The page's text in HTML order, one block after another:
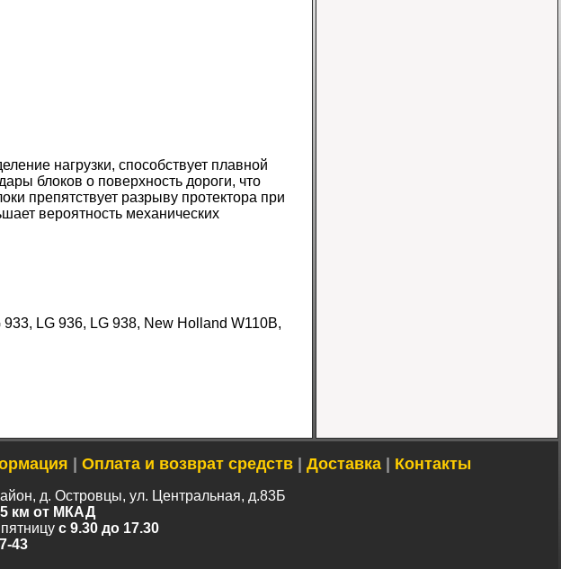
нагрузки, способствует плавной
блоков о поверхность дороги, что
препятствует разрыву протектора при
вероятность механических
LG 936, LG 938, New Holland W110B,
Шина 10-16.5 10PR
| Оплата и возврат средств| Доставка| Контакты
д. Островцы, ул. Центральная, д.83Б
км от МКАД
с 9.30 до 17.30
43